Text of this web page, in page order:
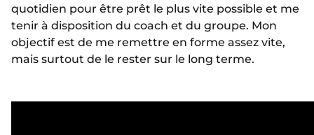
quotidien pour être prêt le plus vite possible et me
tenir à disposition du coach et du groupe. Mon
objectif est de me remettre en forme assez vite,
mais surtout de le rester sur le long terme.